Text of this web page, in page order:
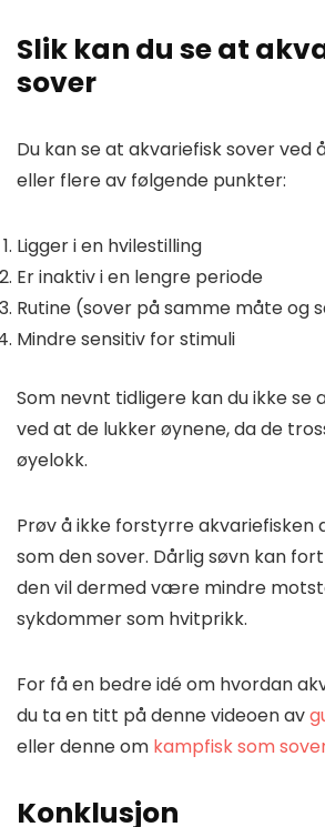
Slik kan du se at
sover
Du kan se at akvariefisk sover ved
eller flere av følgende punkter:
Ligger i en hvilestilling
Er inaktiv i en lengre periode
Rutine (sover på samme måte og
Mindre sensitiv for stimuli
Som nevnt tidligere kan du ikke se
ved at de lukker øynene, da de
øyelokk.
Prøv å ikke forstyrre akvariefisken
som den sover. Dårlig søvn kan
den vil dermed være mindre
sykdommer som hvitprikk.
For få en bedre idé om hvordan
du ta en titt på denne videoen av
eller denne om kampfisk som
Konklusjon